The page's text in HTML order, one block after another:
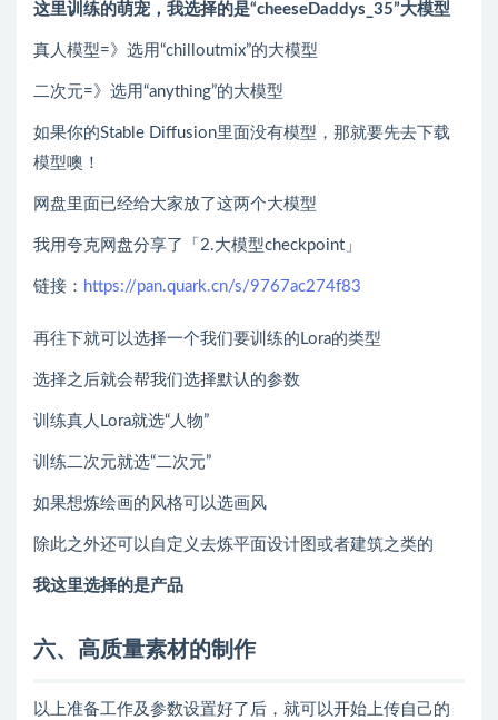
这里训练的萌宠，我选择的是“cheeseDaddys_35”大模型
真人模型=》选用“chilloutmix”的大模型
二次元=》选用“anything”的大模型
如果你的Stable Diffusion里面没有模型，那就要先去下载
模型噢！
网盘里面已经给大家放了这两个大模型
我用夸克网盘分享了「2.大模型checkpoint」
链接： https://pan.quark.cn/s/9767ac274f83
再往下就可以选择一个我们要训练的Lora的类型
选择之后就会帮我们选择默认的参数
训练真人Lora就选“人物”
训练二次元就选“二次元”
如果想炼绘画的风格可以选画风
除此之外还可以自定义去炼平面设计图或者建筑之类的
我这里选择的是产品
六、高质量素材的制作
以上准备工作及参数设置好了后，就可以开始上传自己的